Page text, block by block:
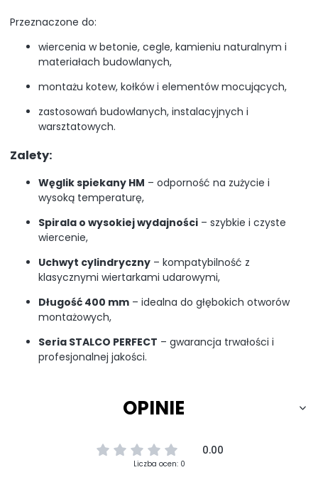
Przeznaczone do:
wiercenia w betonie, cegle, kamieniu naturalnym i
materiałach budowlanych,
montażu kotew, kołków i elementów mocujących,
zastosowań budowlanych, instalacyjnych i
warsztatowych.
Zalety:
Węglik spiekany HM – odporność na zużycie i
wysoką temperaturę,
Spirala o wysokiej wydajności – szybkie i czyste
wiercenie,
Uchwyt cylindryczny – kompatybilność z
klasycznymi wiertarkami udarowymi,
Długość 400 mm – idealna do głębokich otworów
montażowych,
Seria STALCO PERFECT – gwarancja trwałości i
profesjonalnej jakości.
OPINIE
0.00
Liczba ocen: 0